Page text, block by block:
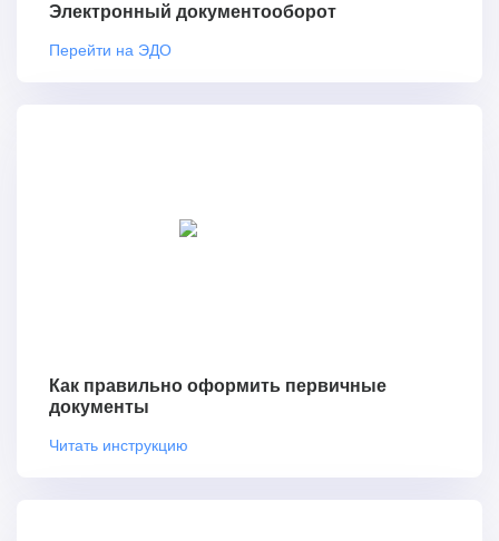
Электронный документооборот
Перейти на ЭДО
Как правильно оформить первичные
документы
Читать инструкцию